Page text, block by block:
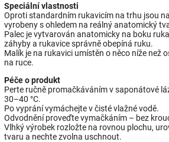
Speciální vlastnosti
Oproti standardním rukavicím na trhu jsou
vyrobeny s ohledem na reálný anatomický
Palec je vytvarován anatomicky na boku
záhyby a rukavice správně obepíná ruku.
Malík je na rukavici umístěn o něco níže než
na ruce.
Péče o produkt
Perte ručně promačkáváním v saponátové
30–40 °C.
Po vyprání vymáchejte v čisté vlažné vodě.
Odvodnění proveďte vymačkáním – bez
Vlhký výrobek rozložte na rovnou plochu,
tvaru a nechte zvolna uschnout.